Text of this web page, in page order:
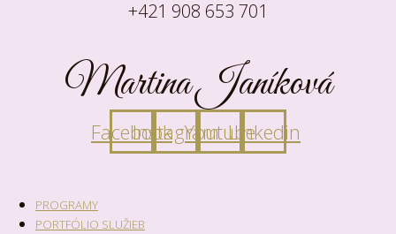
+421 908 653 701
Martina Janíková
FacebookInstagramYoutubeLinkedin
PROGRAMY
PORTFÓLIO SLUŽIEB